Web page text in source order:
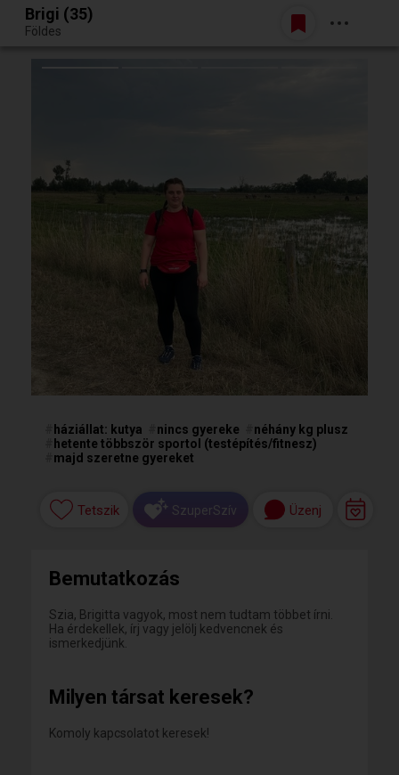
Egy jó randiból bármi lehet.
Belépés
Brigi (35)
Földes
háziállat: kutya nincs gyereke
néhány kg plusz
hetente többször sportol (testépítés/fitnesz)
majd szeretne gyereket
Tetszik SzuperSzív Üzenj
Bemutatkozás
Szia, Brigitta vagyok, most nem tudtam többet írni.
Ha érdekellek, írj vagy jelölj kedvencnek és
ismerkedjünk.
Milyen társat keresek?
Komoly kapcsolatot keresek!